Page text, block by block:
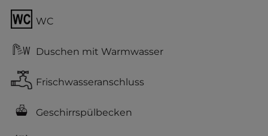
WC
Duschen mit Warmwasser
Frischwasseranschluss
Geschirrspülbecken